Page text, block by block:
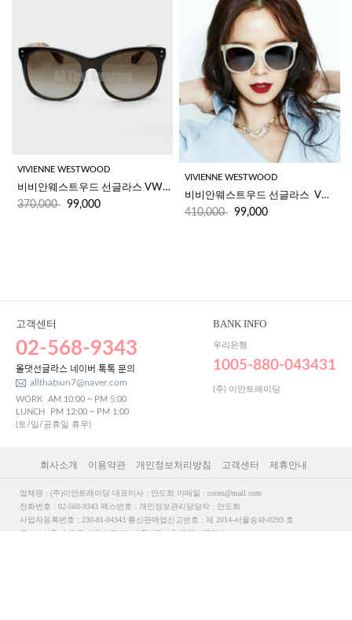
VIVIENNE WESTWOOD
비비안웨스트우드 선글라스 VW840S 02
370,000 99,000
VIVIENNE WESTWOOD
비비안웨스트우드 선글라스  VW894S 04
410,000 99,000
고객센터
02-568-9343
올댓선글라스 네이버 톡톡 문의
allthatsun7@naver.com
WORK
AM 10:00 ~ PM 5:00
LUNCH
PM 12:00 ~ PM 1:00
(토/일/공휴일 휴무)
BANK INFO
우리은행
1005-880-043431
(주) 이안트레이딩
회사소개 이용약관 개인정보처리방침 고객센터 제휴안내
업체명 : (주)이안트레이딩 대표이사 : 안도희 이메일 : cocen@mail.com
전화번호 : 02-568-9343 팩스번호 : 개인정보관리담당자 : 안도희
사업자등록번호 : 230-81-04343 통신판매업신고번호 : 제 2014-서울송파-0293 호
주소 : 서울 송파구 삼학사로101 세준빌딩 4층 올댓선글라스